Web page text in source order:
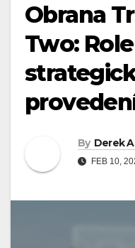
Obrana
Two:
By Derek
FEB 10,